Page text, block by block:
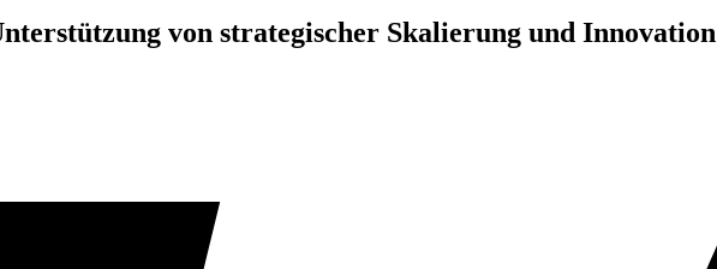
von strategischer Skalierung und Innovation